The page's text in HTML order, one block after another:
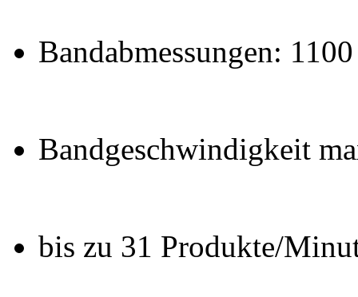
Bandabmessungen:
Bandgeschwindigkeit
bis zu 31 Produkte/